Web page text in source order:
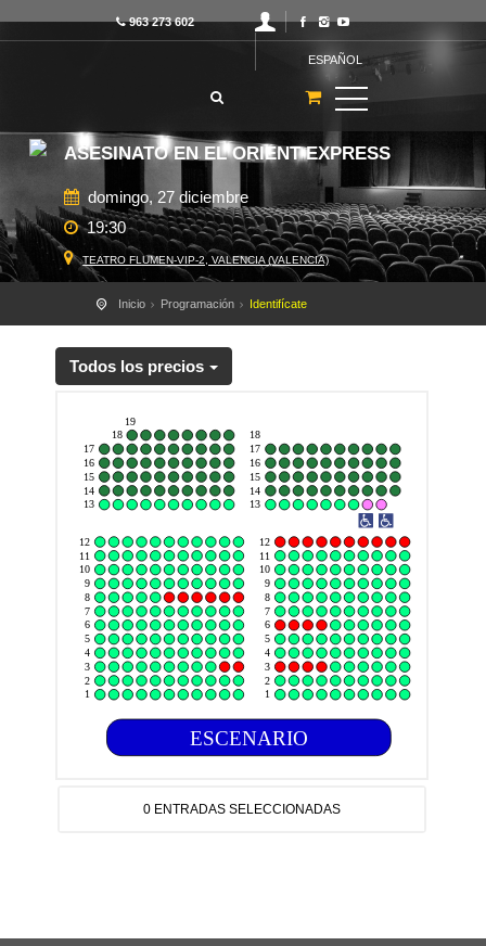
963 273 602
ESPAÑOL
ASESINATO EN EL ORIENT EXPRESS
domingo, 27 diciembre
19:30
TEATRO FLUMEN-VIP-2, VALENCIA (VALENCIA)
Inicio Programación Identifícate
Todos los precios
19
18
18
17
17
16
16
15 15
14 14
13 13
12 12
11 11
10
10
9
9
8
8
7 7
6
6
5
5
4
4
3
3
2
2
1 1
ESCENARIO
0 ENTRADAS SELECCIONADAS